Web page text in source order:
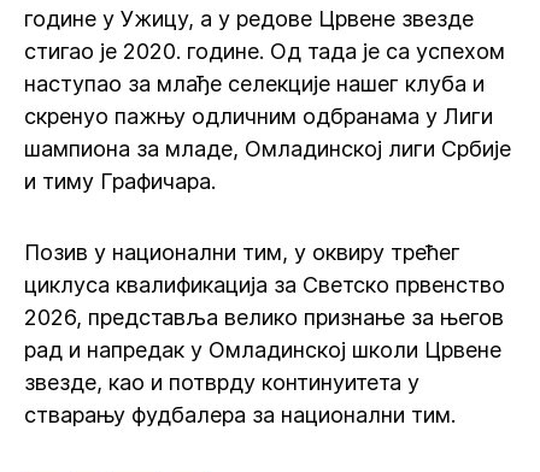
године у Ужицу, а у редове Црвене звезде
стигао је 2020. године. Од тада је са успехом
наступао за млађе селекције нашег клуба и
скренуо пажњу одличним одбранама у Лиги
шампиона за младе, Омладинској лиги Србије
и тиму Графичара.
Позив у национални тим, у оквиру трећег
циклуса квалификација за Светско првенство
2026, представља велико признање за његов
рад и напредак у Омладинској школи Црвене
звезде, као и потврду континуитета у
стварању фудбалера за национални тим.